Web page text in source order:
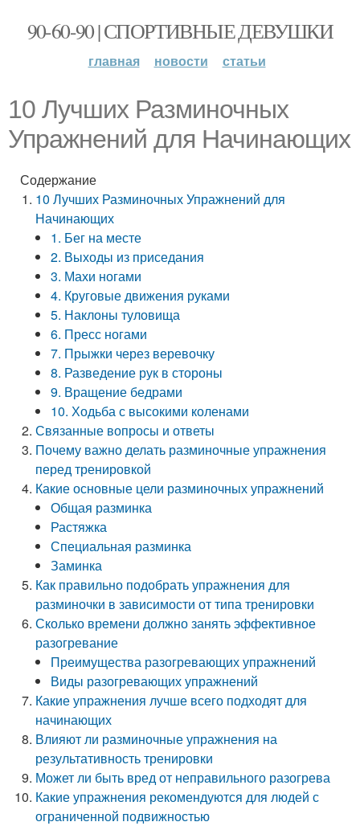
90-60-90 | СПОРТИВНЫЕ ДЕВУШКИ
главная новости статьи
10 Лучших Разминочных
Упражнений для Начинающих
Содержание
10 Лучших Разминочных Упражнений для
Начинающих
1. Бег на месте
2. Выходы из приседания
3. Махи ногами
4. Круговые движения руками
5. Наклоны туловища
6. Пресс ногами
7. Прыжки через веревочку
8. Разведение рук в стороны
9. Вращение бедрами
10. Ходьба с высокими коленами
Связанные вопросы и ответы
Почему важно делать разминочные упражнения
перед тренировкой
Какие основные цели разминочных упражнений
Общая разминка
Растяжка
Специальная разминка
Заминка
Как правильно подобрать упражнения для
разминочки в зависимости от типа тренировки
Сколько времени должно занять эффективное
разогревание
Преимущества разогревающих упражнений
Виды разогревающих упражнений
Какие упражнения лучше всего подходят для
начинающих
Влияют ли разминочные упражнения на
результативность тренировки
Может ли быть вред от неправильного разогрева
Какие упражнения рекомендуются для людей с
ограниченной подвижностью